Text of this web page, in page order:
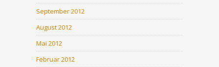
September 2012
August 2012
Mai 2012
Februar 2012